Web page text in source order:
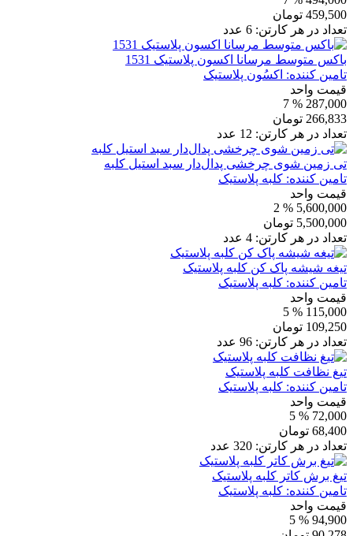
459,500 تومان
تعداد در هر کارتن: 6 عدد
باکس متوسط مرسانا اکسون پلاستیک 1531
تامین کننده: اکسُون پلاستیک
قیمت واحد
287,000
% 7
266,833 تومان
تعداد در هر کارتن: 12 عدد
تی زمین شوی چرخشی پدال‌دار سبد استیل کلبه
تامین کننده: کلبه پلاستیک
قیمت واحد
5,600,000
% 2
5,500,000 تومان
تعداد در هر کارتن: 4 عدد
تیغه شیشه پاک کن کلبه پلاستیک
تامین کننده: کلبه پلاستیک
قیمت واحد
115,000
% 5
109,250 تومان
تعداد در هر کارتن: 96 عدد
تیغ نظافت کلبه پلاستیک
تامین کننده: کلبه پلاستیک
قیمت واحد
72,000
% 5
68,400 تومان
تعداد در هر کارتن: 320 عدد
تیغ برش کاتر کلبه پلاستیک
تامین کننده: کلبه پلاستیک
قیمت واحد
94,900
% 5